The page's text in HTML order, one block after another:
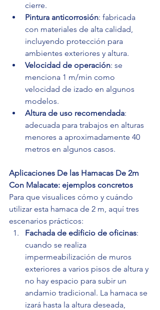
cierre.
Pintura anticorrosión: fabricada
con materiales de alta calidad,
incluyendo protección para
ambientes exteriores y altura.
Velocidad de operación: se
menciona 1 m/min como
velocidad de izado en algunos
modelos.
Altura de uso recomendada:
adecuada para trabajos en alturas
menores a aproximadamente 40
metros en algunos casos.
Aplicaciones De las Hamacas De 2m
Con Malacate: ejemplos concretos
Para que visualices cómo y cuándo
utilizar esta hamaca de 2 m, aquí tres
escenarios prácticos:
Fachada de edificio de oficinas:
cuando se realiza
impermeabilización de muros
exteriores a varios pisos de altura y
no hay espacio para subir un
andamio tradicional. La hamaca se
izará hasta la altura deseada,